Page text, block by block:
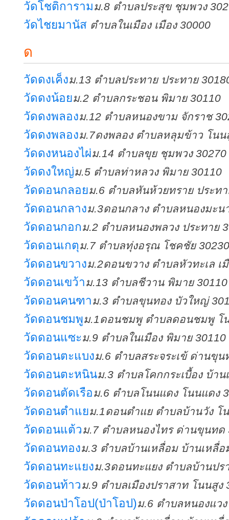
วัดโชติการามม.8 ตำบลประสุข ชุมพวง
วัดไชยมานัส ตำบลในเมือง เมือง 30000
ด
วัดดงเค็งม.13 ตำบลประทาย ประทาย
วัดดงน้อยม.2 ตำบลกระชอน พิมาย 30110
วัดดงพลองม.12 ตำบลหนองขาม จักราช
วัดดงพลองม.7ดงพลอง ตำบลหลุมข้าว โนน
วัดดงหนองไผ่ม.14 ตำบลขุย ชุมพวง 30270
วัดดงใหญ่ม.5 ตำบลท่าหลวง พิมาย 30110
วัดดอนกลอยม.6 ตำบลหันห้วยทราย ประทา
วัดดอนกลางม.3ดอนกลาง ตำบลหนองมะน
วัดดอนกอกม.2 ตำบลหนองพลวง ประทาย
วัดดอนเกตุม.7 ตำบลทุ่งอรุณ โชคชัย 30230
วัดดอนขวางม.2ดอนขวาง ตำบลหัวทะเล เ
วัดดอนเขว้าม.13 ตำบลชีวาน พิมาย 30110
วัดดอนคนฑาม.3 ตำบลขุนทอง บัวใหญ่
วัดดอนชมพูม.1ดอนชมพู ตำบลดอนชมพู โ
วัดดอนแซะม.9 ตำบลในเมือง พิมาย 30110
วัดดอนตะแบงม.6 ตำบลสระจระเข้ ด่านขุน
วัดดอนตะหนินม.3 ตำบลโคกกระเบื้อง บ้าน
วัดดอนตัดเรือม.6 ตำบลโนนแดง โนนแดง
วัดดอนตำแยม.1ดอนตำแย ตำบลบ้านวัง โ
วัดดอนแต้วม.7 ตำบลหนองไทร ด่านขุนทด
วัดดอนทองม.3 ตำบลบ้านเหลื่อม บ้านเหลื่อ
วัดดอนทะแยงม.3ดอนทะแยง ตำบลบ้านปร
วัดดอนท้าวม.9 ตำบลเมืองปราสาท โนนสูง
วัดดอนป่าโอป(ป่าโอป)ม.6 ตำบลหนองแว